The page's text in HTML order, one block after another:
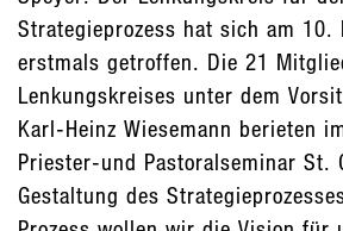
Strategieprozess hat sich am 10.
erstmals getroffen. Die 21
Lenkungskreises unter dem
Karl-Heinz Wiesemann berieten
Priester-und Pastoralseminar St.
Gestaltung des